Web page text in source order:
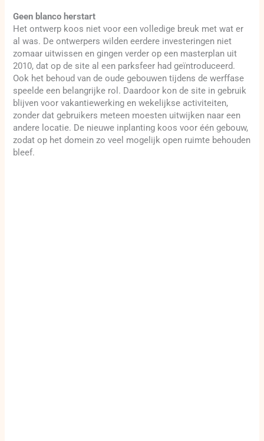
Geen blanco herstart
Het ontwerp koos niet voor een volledige breuk met wat er
al was. De ontwerpers wilden eerdere investeringen niet
zomaar uitwissen en gingen verder op een masterplan uit
2010, dat op de site al een parksfeer had geïntroduceerd.
Ook het behoud van de oude gebouwen tijdens de werffase
speelde een belangrijke rol. Daardoor kon de site in gebruik
blijven voor vakantiewerking en wekelijkse activiteiten,
zonder dat gebruikers meteen moesten uitwijken naar een
andere locatie. De nieuwe inplanting koos voor één gebouw,
zodat op het domein zo veel mogelijk open ruimte behouden
bleef.